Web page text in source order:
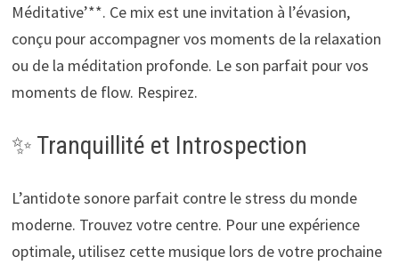
Méditative’**. Ce mix est une invitation à l’évasion,
conçu pour accompagner vos moments de la relaxation
ou de la méditation profonde. Le son parfait pour vos
moments de flow. Respirez.
✨ Tranquillité et Introspection
L’antidote sonore parfait contre le stress du monde
moderne. Trouvez votre centre. Pour une expérience
optimale, utilisez cette musique lors de votre prochaine